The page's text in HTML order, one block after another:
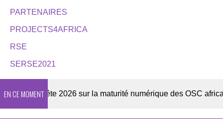
PARTENAIRES
PROJECTS4AFRICA
RSE
SERSE2021
EN CE MOMENT
Enquête 2026 sur la maturité numérique des OSC africaines